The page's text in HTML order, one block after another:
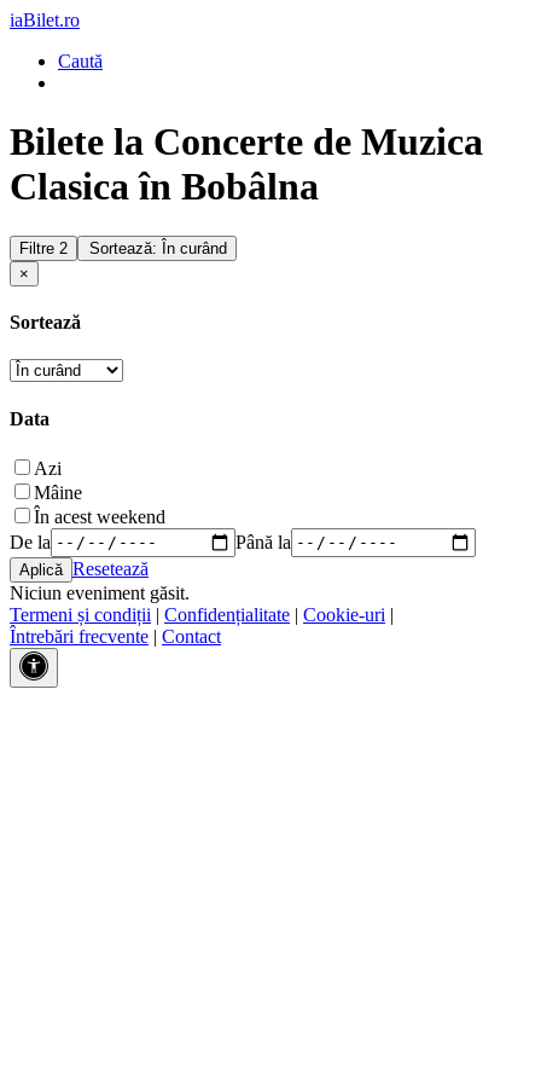
iaBilet.ro
Caută
Bilete la Concerte de Muzica
Clasica în Bobâlna
Filtre 2
Sortează: În curând
×
Sortează
Data
Azi
Mâine
În acest weekend
De la
Până la
Resetează
Niciun eveniment găsit.
Termeni și condiții | Confidențialitate | Cookie-uri |
Întrebări frecvente | Contact